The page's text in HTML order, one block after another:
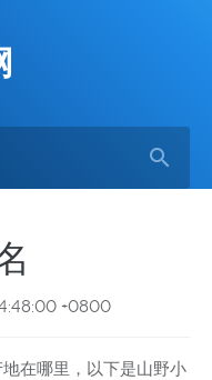
+0800
在哪里，以下是山野小